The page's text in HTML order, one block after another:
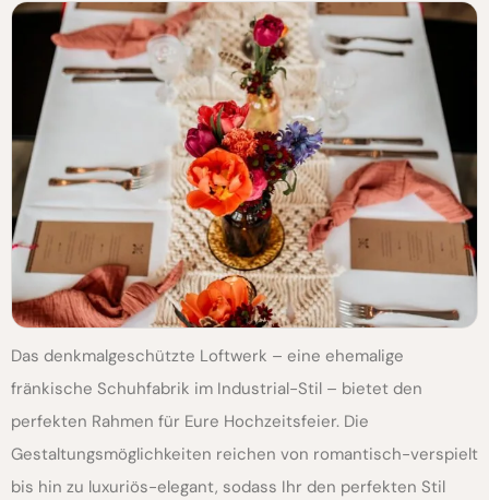
Das denkmalgeschützte Loftwerk – eine ehemalige
fränkische Schuhfabrik im Industrial-Stil – bietet den
perfekten Rahmen für Eure Hochzeitsfeier. Die
Gestaltungsmöglichkeiten reichen von romantisch-verspielt
bis hin zu luxuriös-elegant, sodass Ihr den perfekten Stil